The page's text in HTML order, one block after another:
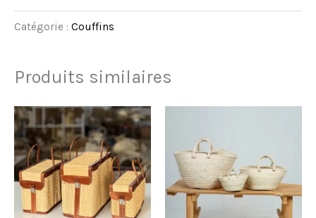
Catégorie : Couffins
Produits similaires
Plage
de
prix :
50.000 د.ت
à
70.000 د.ت
à